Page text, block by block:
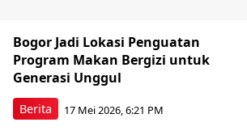
Berita
Bogor Jadi Lokasi Penguatan
Program Makan Bergizi untuk
Generasi Unggul
17 Mei 2026, 6:21 PM